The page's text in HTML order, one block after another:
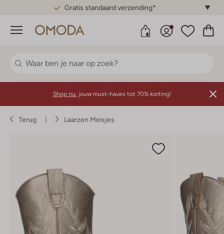
Gratis standaard verzending*
Menu
Shop nu: jouw must-haves tot 70% korting!
Terug Laarzen Meisjes